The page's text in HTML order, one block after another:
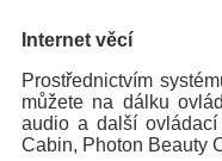
Internet věcí
Prostřednictvím
můžete na dálku
audio a další
Cabin, Photon Beauty